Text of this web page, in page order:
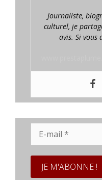
Journaliste,
culturel, je
avis. Si vous
mail